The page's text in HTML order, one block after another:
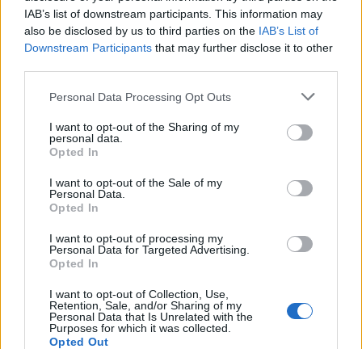
IAB’s list of downstream participants. This information may
also be disclosed by us to third parties on the IAB’s List of
Downstream Participants that may further disclose it to other
Personal Data Processing Opt Outs
I want to opt-out of the Sharing of my
personal data.
Opted In
I want to opt-out of the Sale of my
Personal Data.
Opted In
I want to opt-out of processing my
Personal Data for Targeted Advertising.
Opted In
I want to opt-out of Collection, Use,
Retention, Sale, and/or Sharing of my
Personal Data that Is Unrelated with the
Purposes for which it was collected.
Opted Out
Εγγραφή στο newsletter
Αποδέχομαι τους
και την πολιτική απορρήτου
X